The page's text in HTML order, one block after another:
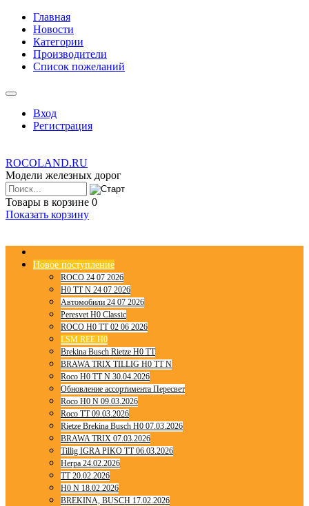
Главная
Новости
Категории
Производители
Список пожеланий
Вход
Регистрация
ROCOLAND.RU
Модели железных дорог
Товары в корзине 0
Показать корзину
Новое поступление
ROCO 24 07 2026
H0 TT N 24 07 2026
Автомобили 24 07 2026
Peresvet H0 Classic
ROCO H0 TT 02 06 2026
LSM REE H0
Brekina Busch Rietze H0 TT
BRAWA TRIX TILLIG H0 TT N
Roco H0 TT N 30.04.2026
Обновление ассортимента Пересвет
Roco H0 N 09.03.2026
Roco TT 09.03.2026
Rietze Brekina Busch H0 07.03.2026
BRAWA TRIX 07.03.2026
Tillig IGRA PIKO TT 06.03.2026
Herpa 24.02.2026
TT 20.02.2026
H0 N 18.02.2026
BREKINA, BUSCH 17.02.2026